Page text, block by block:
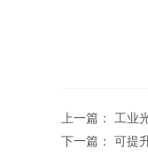
上一篇： 工业
下一篇： 可提